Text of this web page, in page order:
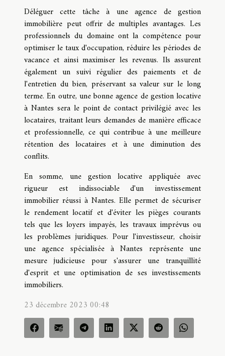
Déléguer cette tâche à une agence de gestion
immobilière peut offrir de multiples avantages. Les
professionnels du domaine ont la compétence pour
optimiser le taux d'occupation, réduire les périodes de
vacance et ainsi maximiser les revenus. Ils assurent
également un suivi régulier des paiements et de
l'entretien du bien, préservant sa valeur sur le long
terme. En outre, une bonne agence de gestion locative
à Nantes sera le point de contact privilégié avec les
locataires, traitant leurs demandes de manière efficace
et professionnelle, ce qui contribue à une meilleure
rétention des locataires et à une diminution des
conflits.
En somme, une gestion locative appliquée avec
rigueur est indissociable d'un investissement
immobilier réussi à Nantes. Elle permet de sécuriser
le rendement locatif et d'éviter les pièges courants
tels que les loyers impayés, les travaux imprévus ou
les problèmes juridiques. Pour l'investisseur, choisir
une agence spécialisée à Nantes représente une
mesure judicieuse pour s'assurer une tranquillité
d'esprit et une optimisation de ses investissements
immobiliers.
23 décembre 2023 00:48